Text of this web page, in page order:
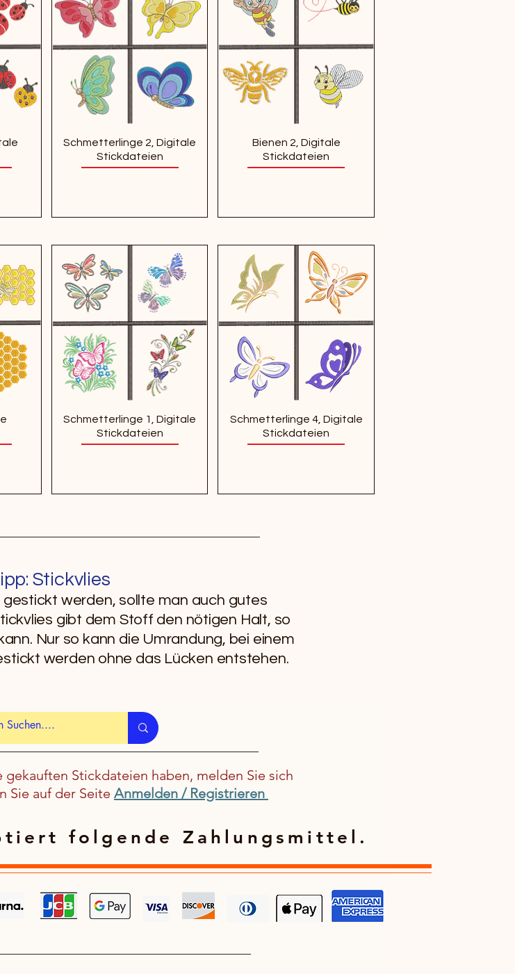
Schmetterlinge 2, Digitale
Stickdateien
Bienen 2, Digitale
Stickdateien
Schmetterlinge 1, Digitale
Stickdateien
Schmetterlinge 4, Digitale
Stickdateien
Stickvlies
werden, sollte man auch gutes
gibt dem Stoff den nötigen Halt, so
Nur so kann die Umrandung, bei einem
werden ohne das Lücken entstehen.
gekauften Stickdateien haben, melden Sie sich
Sie auf der Seite Anmelden / Registrieren
folgende Zahlungsmittel.